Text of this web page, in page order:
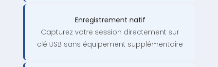
Enregistrement natif
Capturez votre session directement sur
clé USB sans équipement supplémentaire